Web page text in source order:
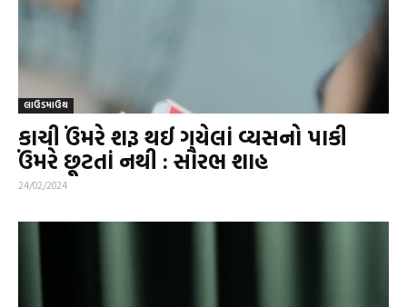
લાઉડમાઉથ
કાચી ઉંમરે શરૂ થઈ ગયેલાં વ્યસનો પાકી
ઉંમરે છૂટતાં નથી : સૌરભ શાહ
24/02/2024